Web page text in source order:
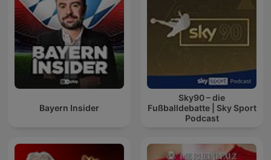
Bayern Insider
Sky90 – die
Fußballdebatte | Sky Sport
Podcast